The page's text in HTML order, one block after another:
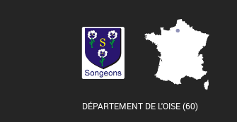
DÉPARTEMENT DE L'OISE (60)